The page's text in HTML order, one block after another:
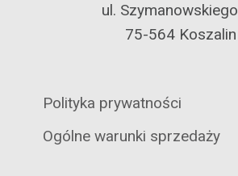
ul.
75-564 Koszalin
Polityka prywatności
Ogólne warunki sprzedaży